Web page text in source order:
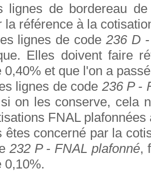
lignes de bordereau
la référence à la
lignes de code 236 D
Elles doivent faire
0,40% et que l'on a
lignes de code 236 P -
on les conserve, cela
FNAL
êtes concerné par la
232 P - FNAL plafonné,
0,10%.